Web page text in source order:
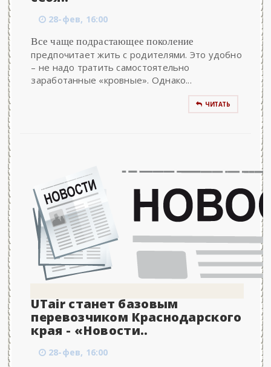
28-фев, 16:00
Все чаще подрастающее поколение
предпочитает жить с родителями. Это удобно
– не надо тратить самостоятельно
заработанные «кровные». Однако...
ЧИТАТЬ
UTair станет базовым
перевозчиком Краснодарского
края - «Новости..
28-фев, 16:00